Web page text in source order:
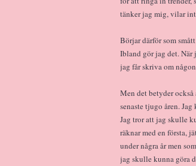
tänker jag mig, vilar
Börjar därför som
Ibland gör jag det. När
jag får skriva om
Men det betyder också
senaste tjugo åren.
Jag tror att jag skulle
räknar med en första,
under några år men
jag skulle kunna göra